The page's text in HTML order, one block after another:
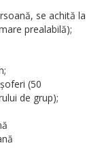
se achită la
prealabilă);
(50
de grup);